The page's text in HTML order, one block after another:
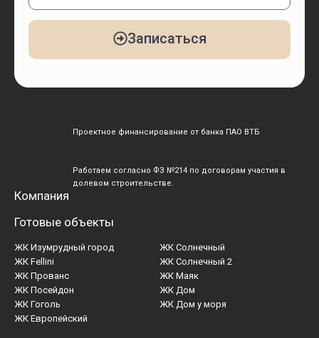
Записаться
Проектное финансирование от банка ПАО ВТБ
Работаем согласно ФЗ №214 по договорам участия в
долевом строительстве.
Компания
Готовые объекты
ЖК Изумрудный город
ЖК Fellini
ЖК Прованс
ЖК Солнечный
ЖК Солнечный 2
ЖК Маяк
ЖК Посейдон
ЖК Гоголь
ЖК Европейский
ЖК Дом
ЖК Дом у моря